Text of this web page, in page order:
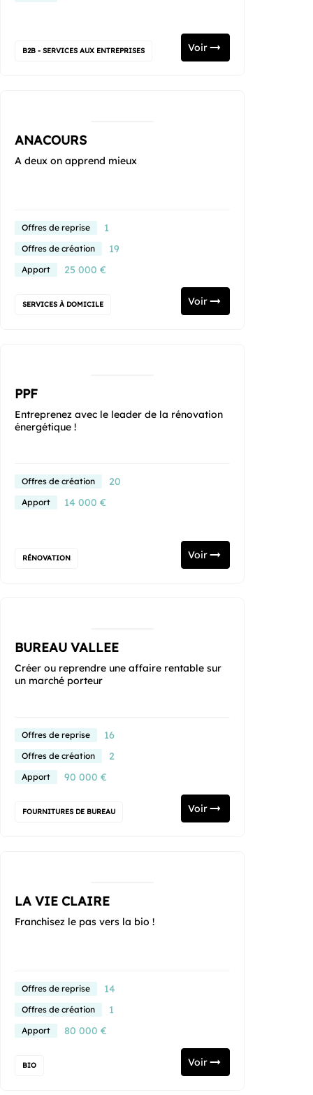
B2B - SERVICES AUX ENTREPRISES Voir
ANACOURS
A deux on apprend mieux
Offres de reprise 1
Offres de création 19
Apport 25 000 €
SERVICES À DOMICILE Voir
PPF
Entreprenez avec le leader de la rénovation
énergétique !
Offres de création 20
Apport 14 000 €
RÉNOVATION Voir
BUREAU VALLEE
Créer ou reprendre une affaire rentable sur
un marché porteur
Offres de reprise 16
Offres de création 2
Apport 90 000 €
FOURNITURES DE BUREAU Voir
LA VIE CLAIRE
Franchisez le pas vers la bio !
Offres de reprise 14
Offres de création 1
Apport 80 000 €
BIO Voir